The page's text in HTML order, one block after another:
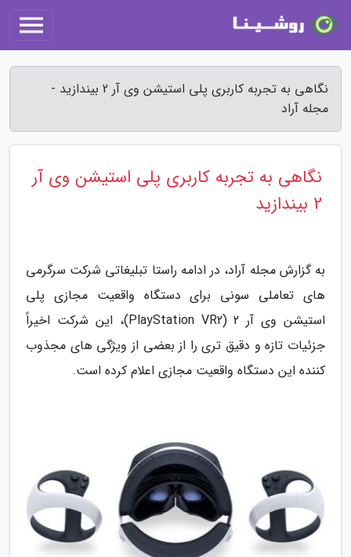
نگاهی به تجربه کاربری پلی استیشن وی آر 2 بیندازید -
مجله آراد
نگاهی به تجربه کاربری پلی استیشن وی آر
2 بیندازید
به گزارش مجله آراد، در ادامه راستا تبلیغاتی شرکت سرگرمی
های تعاملی سونی برای دستگاه واقعیت مجازی پلی
استیشن وی آر 2 (PlayStation VR2)، این شرکت اخیراً
جزئیات تازه و دقیق تری را از بعضی از ویژگی های مجذوب
کننده این دستگاه واقعیت مجازی اعلام کرده است.